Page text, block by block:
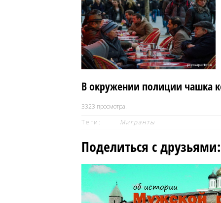
В окружении полиции чашка
3323 просмотра.
Теги:
Мигранты
Поделиться с друзьями: